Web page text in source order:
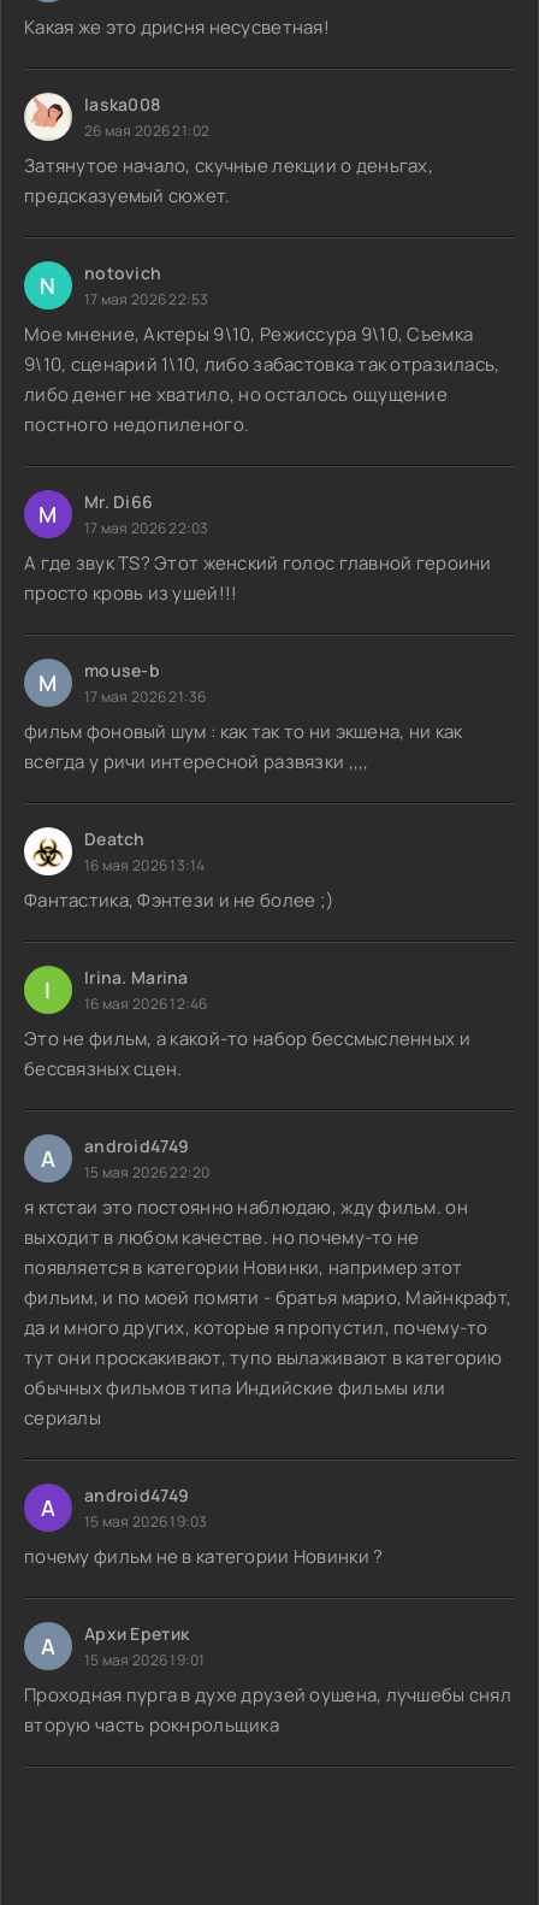
Какая же это дрисня несусветная!
laska008
26 мая 2026 21:02
Затянутое начало, скучные лекции о деньгах,
предсказуемый сюжет.
N notovich
17 мая 2026 22:53
Мое мнение, Актеры 9\10, Режиссура 9\10, Съемка
9\10, сценарий 1\10, либо забастовка так отразилась,
либо денег не хватило, но осталось ощущение
постного недопиленого.
M Mr. Di66
17 мая 2026 22:03
А где звук TS? Этот женский голос главной героини
просто кровь из ушей!!!
M mouse-b
17 мая 2026 21:36
фильм фоновый шум : как так то ни экшена, ни как
всегда у ричи интересной развязки ,,,,
Deatch
16 мая 2026 13:14
Фантастика, Фэнтези и не более ;)
I Irina. Marina
16 мая 2026 12:46
Это не фильм, а какой-то набор бессмысленных и
бессвязных сцен.
A android4749
15 мая 2026 22:20
я ктстаи это постоянно наблюдаю, жду фильм. он
выходит в любом качестве. но почему-то не
появляется в категории Новинки, например этот
фильим, и по моей помяти - братья марио, Майнкрафт,
да и много других, которые я пропустил, почему-то
тут они проскакивают, тупо вылаживают в категорию
обычных фильмов типа Индийские фильмы или
сериалы
A android4749
15 мая 2026 19:03
почему фильм не в категории Новинки ?
А Архи Еретик
15 мая 2026 19:01
Проходная пурга в духе друзей оушена, лучшебы снял
вторую часть рокнрольщика